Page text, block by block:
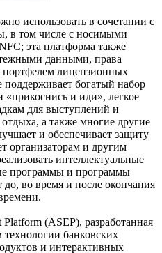
использовать в сочетании с
в том числе с носимыми
эта платформа также
данными, права
лицензионных
богатый набор
и иди», легкое
для выступлений и
а также многие другие
и обеспечивает защиту
организаторам и другим
интеллектуальные
программы и программы
до, во время и после окончания
(ASEP), разработанная
банковских
и интерактивных